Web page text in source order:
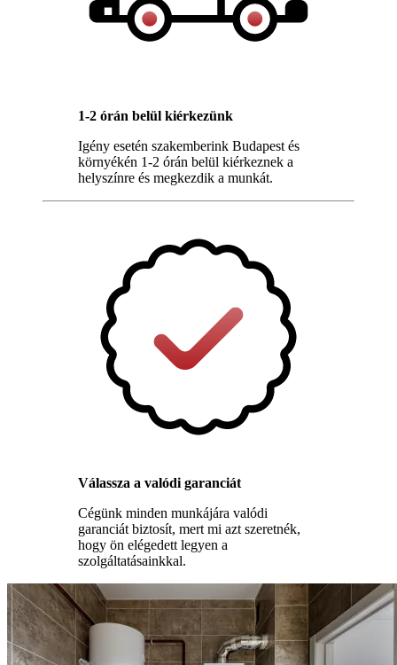
1-2 órán belül kiérkezünk
Igény esetén szakemberink Budapest és
környékén 1-2 órán belül kiérkeznek a
helyszínre és megkezdik a munkát.
Válassza a valódi garanciát
Cégünk minden munkájára valódi
garanciát biztosít, mert mi azt szeretnék,
hogy ön elégedett legyen a
szolgáltatásainkkal.